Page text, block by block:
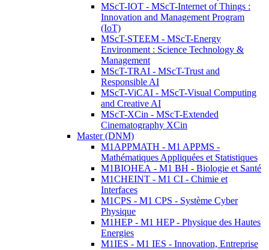
MScT-IOT - MScT-Internet of Things :
Innovation and Management Program
(IoT)
MScT-STEEM - MScT-Energy
Environment : Science Technology &
Management
MScT-TRAI - MScT-Trust and
Responsible AI
MScT-ViCAI - MScT-Visual Computing
and Creative AI
MScT-XCin - MScT-Extended
Cinematography XCin
Master (DNM)
M1APPMATH - M1 APPMS -
Mathématiques Appliquées et Statistiques
M1BIOHEA - M1 BH - Biologie et Santé
M1CHEINT - M1 CI - Chimie et
Interfaces
M1CPS - M1 CPS - Système Cyber
Physique
M1HEP - M1 HEP - Physique des Hautes
Energies
M1IES - M1 IES - Innovation, Entreprise